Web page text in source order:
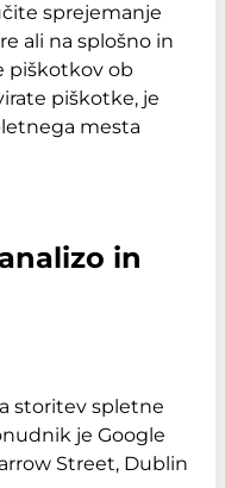
sprejemanje
ali na splošno in
piškotkov ob
piškotke, je
mesta
in
storitev spletne
je Google
Street, Dublin